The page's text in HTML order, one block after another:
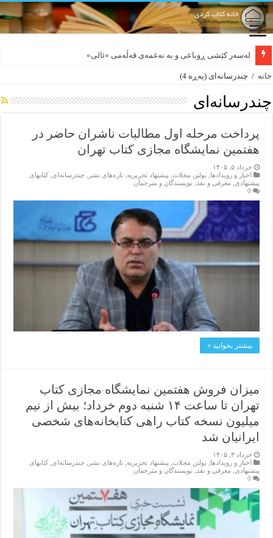
لەسەر کێشی ڕوباعی و به نەغمەی قەڵەمی «ئالی»
بورجە بێ دەلاقەکان نازانن دەرەوە چەند شەممەیە!
خانه / چندرسانه‌ای (پەڕە 4)
چندرسانه‌ای
پرداخت مرحله اول مطالبات ناشران حاضر در
هفتمین نمایشگاه مجازی کتاب تهران
خرداد ۵, ۱۴۰۵
اخبار و رویدادها
بولتن مجلات پیشنهاد تحریریه ,تازەهای نشر چندرسانه‌ای ,کتابهای
پیشنهادی
معرفی و نقد
نویسندگان و مترجمان
0
بیشتر بخوانید »
میزان فروش هفتمین نمایشگاه مجازی کتاب
تهران تا ساعت ۱۴ شنبه دوم خرداد؛ بیش از نیم
میلیون نسخه کتاب راهی کتابخانه‌های شخصی
ایرانیان شد
خرداد ۳, ۱۴۰۵
اخبار و رویدادها
بولتن مجلات پیشنهاد تحریریه ,تازەهای نشر چندرسانه‌ای ,کتابهای
پیشنهادی
معرفی و نقد
نویسندگان و مترجمان
0